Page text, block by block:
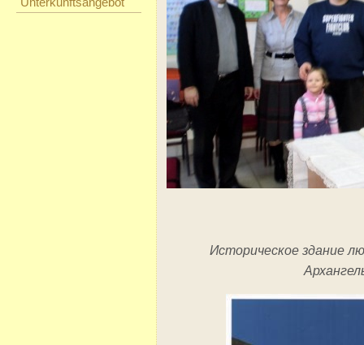
Историческое здание